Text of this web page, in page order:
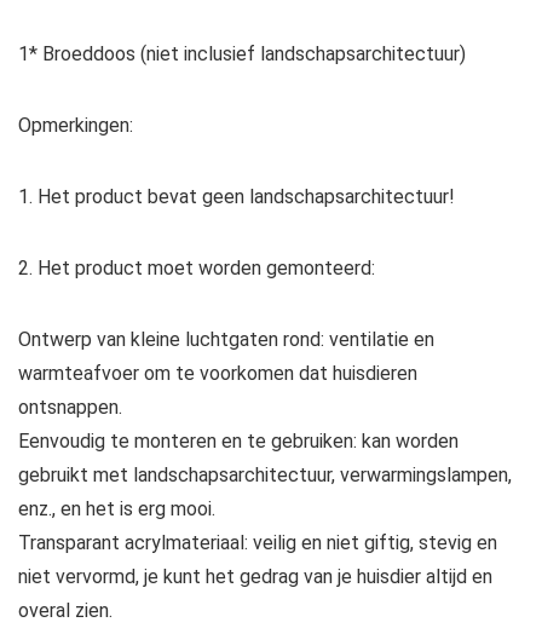
1* Broeddoos (niet inclusief landschapsarchitectuur)
Opmerkingen:
1. Het product bevat geen landschapsarchitectuur!
2. Het product moet worden gemonteerd:
Ontwerp van kleine luchtgaten rond: ventilatie en
warmteafvoer om te voorkomen dat huisdieren
ontsnappen.
Eenvoudig te monteren en te gebruiken: kan worden
gebruikt met landschapsarchitectuur, verwarmingslampen,
enz., en het is erg mooi.
Transparant acrylmateriaal: veilig en niet giftig, stevig en
niet vervormd, je kunt het gedrag van je huisdier altijd en
overal zien.